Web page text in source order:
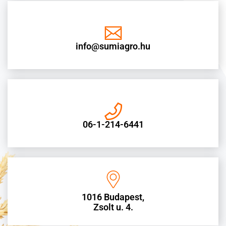
info@sumiagro.hu
06-1-214-6441
1016 Budapest,
Zsolt u. 4.